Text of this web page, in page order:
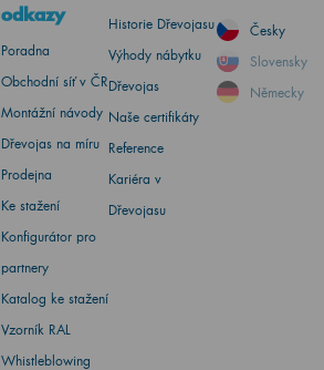
odkazy
Poradna
Obchodní síť v ČR
Montážní návody
Dřevojas na míru
Prodejna
Ke stažení
Konfigurátor pro
partnery
Katalog ke stažení
Vzorník RAL
Whistleblowing
Historie Dřevojasu
Výhody nábytku
Dřevojas
Naše certifikáty
Reference
Kariéra v
Dřevojasu
Česky
Slovensky
Německy